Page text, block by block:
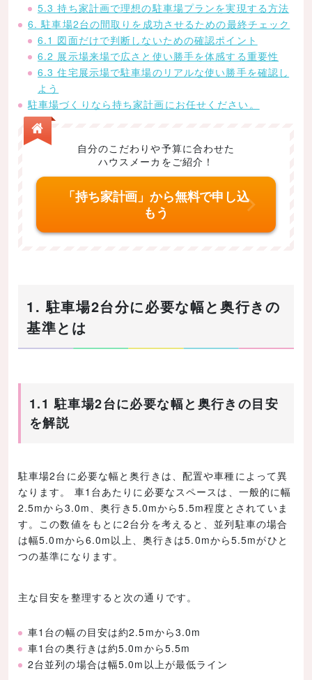
5.3 持ち家計画で理想の駐車場プランを実現する方法
6. 駐車場2台の間取りを成功させるための最終チェック
6.1 図面だけで判断しないための確認ポイント
6.2 展示場来場で広さと使い勝手を体感する重要性
6.3 住宅展示場で駐車場のリアルな使い勝手を確認し
よう
駐車場づくりなら持ち家計画にお任せください。
自分のこだわりや予算に合わせた
ハウスメーカをご紹介！
「持ち家計画」から無料で申し込
もう
1. 駐車場2台分に必要な幅と奥行きの
基準とは
1.1 駐車場2台に必要な幅と奥行きの目安
を解説
駐車場2台に必要な幅と奥行きは、配置や車種によって異
なります。 車1台あたりに必要なスペースは、一般的に幅
2.5mから3.0m、奥行き5.0mから5.5m程度とされていま
す。この数値をもとに2台分を考えると、並列駐車の場合
は幅5.0mから6.0m以上、奥行きは5.0mから5.5mがひと
つの基準になります。
主な目安を整理すると次の通りです。
車1台の幅の目安は約2.5mから3.0m
車1台の奥行きは約5.0mから5.5m
2台並列の場合は幅5.0m以上が最低ライン